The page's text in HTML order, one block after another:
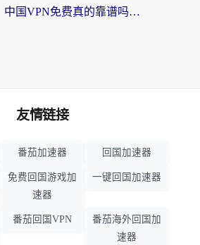
海外党必看：中国VPN免费真的靠谱吗？手把手教你选对回国加速器
友情链接
番茄加速器 回国加速器
免费回国游戏加
速器
一键回国加速器
番茄回国VPN
番茄海外回国加
速器